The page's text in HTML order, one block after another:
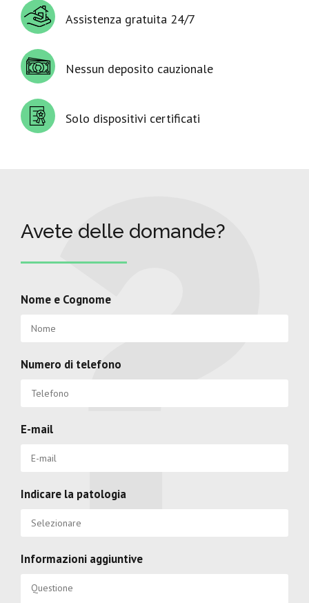
Assistenza gratuita 24/7
Nessun deposito cauzionale
Solo dispositivi certificati
Avete delle domande?
Nome e Cognome
Numero di telefono
E-mail
Indicare la patologia
Informazioni aggiuntive